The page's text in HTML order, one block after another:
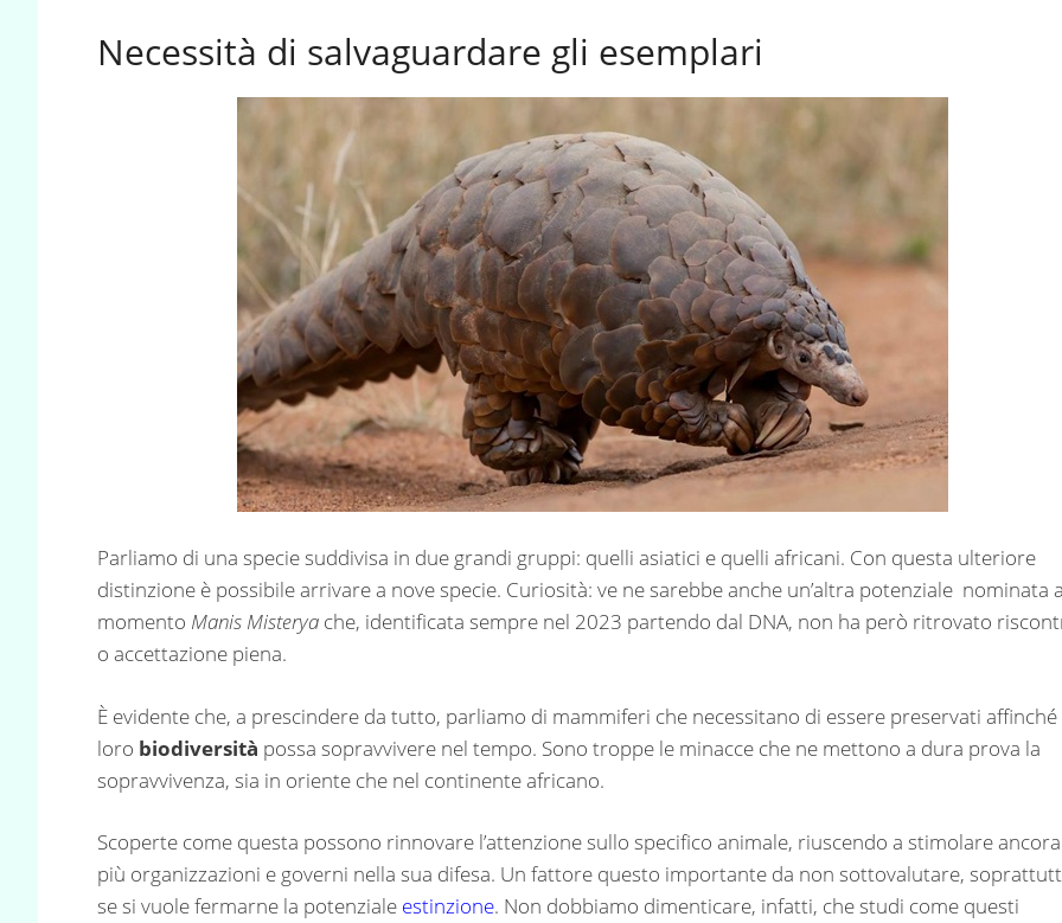
Necessità di salvaguardare gli esemplari
Parliamo di una specie suddivisa in due grandi gruppi: quelli asiatici e quelli africani. Con questa ulteriore
distinzione è possibile arrivare a nove specie. Curiosità: ve ne sarebbe anche un’altra potenziale nominata
momento Manis Misterya che, identificata sempre nel 2023 partendo dal DNA, non ha però ritrovato
o accettazione piena.
È evidente che, a prescindere da tutto, parliamo di mammiferi che necessitano di essere preservati affinché
loro biodiversità possa sopravvivere nel tempo. Sono troppe le minacce che ne mettono a dura prova la
sopravvivenza, sia in oriente che nel continente africano.
Scoperte come questa possono rinnovare l’attenzione sullo specifico animale, riuscendo a stimolare
più organizzazioni e governi nella sua difesa. Un fattore questo importante da non sottovalutare,
se si vuole fermarne la potenziale estinzione. Non dobbiamo dimenticare, infatti, che studi come questi